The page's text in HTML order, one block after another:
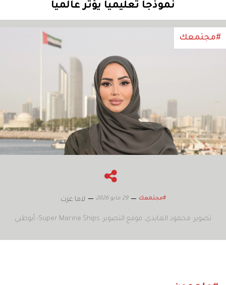
نموذجاً تعليمياً يؤثر عالمياً
#مجتمعك
#مجتمعك 29 مايو 2026 لاما عزت
تصوير: محمود العايدي موقع التصوير: Super Marine Ships- أبوظبي